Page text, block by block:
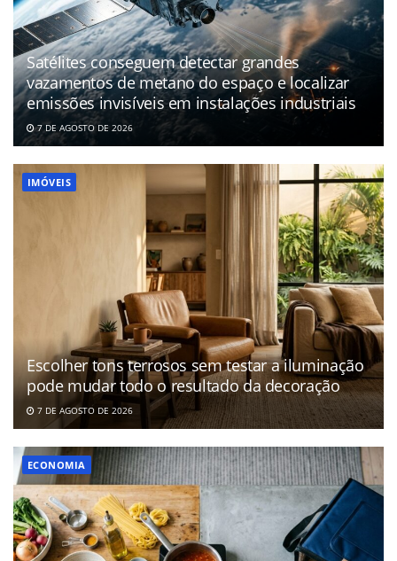
Satélites conseguem detectar grandes
vazamentos de metano do espaço e localizar
emissões invisíveis em instalações industriais
7 DE AGOSTO DE 2026
IMÓVEIS
Escolher tons terrosos sem testar a iluminação
pode mudar todo o resultado da decoração
7 DE AGOSTO DE 2026
ECONOMIA